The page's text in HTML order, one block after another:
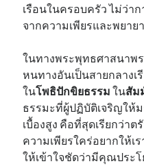
เรือนในครอบครัว ไม่ว่า
จากความเพียรและพยา
ในทางพระพุทธศาสนาพ
หนทางอันเป็นสายกลาง
ในโพธิปักขิยธรรม ในสัม
ธรรมะที่ผู้ปฏิบัติเจริญให้
เบื้องสูง คือที่สุดเรียกว่าต
ความเพียรใคร่อยากให้
ให้เข้าใจชัดว่ามีคุณประ